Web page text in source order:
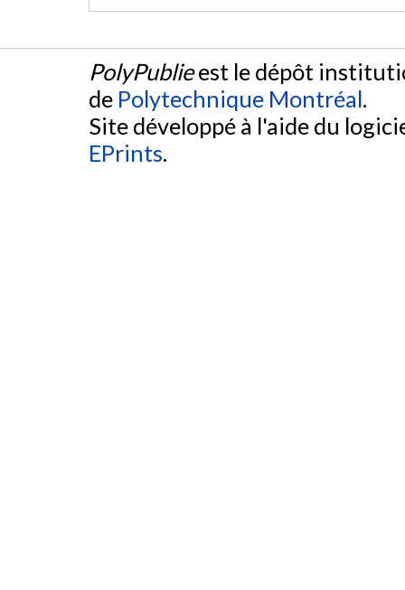
PolyPublieest le dépôt
de Polytechnique Montréal.
Site développé à l'aide du
EPrints.